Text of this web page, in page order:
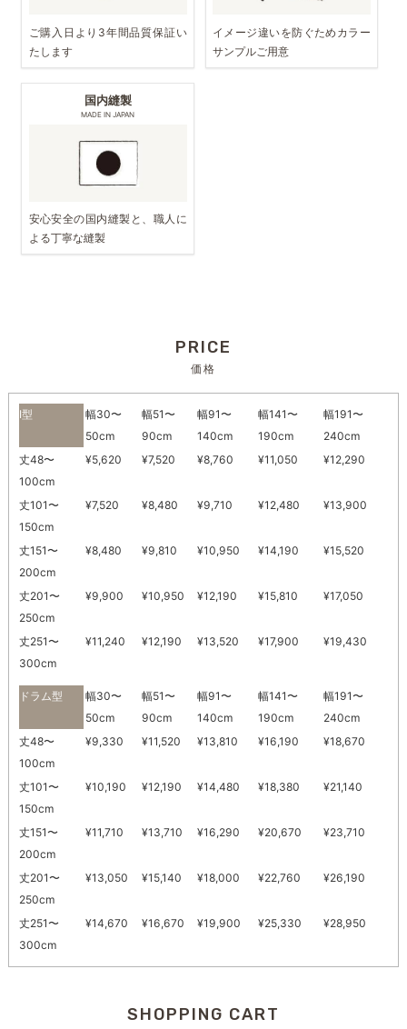
ご購入日より3年間品質保証い
たします
イメージ違いを防ぐためカラー
サンプルご用意
国内縫製
MADE IN JAPAN
安心安全の国内縫製と、職人に
よる丁寧な縫製
PRICE
価格
I型
幅30〜
50cm
幅51〜
90cm
幅91〜
140cm
幅141〜
190cm
幅191〜
240cm
丈48〜
100cm
¥5,620 ¥7,520 ¥8,760 ¥11,050 ¥12,290
丈101〜
150cm
¥7,520 ¥8,480 ¥9,710 ¥12,480 ¥13,900
丈151〜
200cm
¥8,480 ¥9,810 ¥10,950 ¥14,190 ¥15,520
丈201〜
250cm
¥9,900 ¥10,950 ¥12,190 ¥15,810 ¥17,050
丈251〜
300cm
¥11,240 ¥12,190 ¥13,520 ¥17,900 ¥19,430
ドラム型
幅30〜
50cm
幅51〜
90cm
幅91〜
140cm
幅141〜
190cm
幅191〜
240cm
丈48〜
100cm
¥9,330 ¥11,520 ¥13,810 ¥16,190 ¥18,670
丈101〜
150cm
¥10,190 ¥12,190 ¥14,480 ¥18,380 ¥21,140
丈151〜
200cm
¥11,710 ¥13,710 ¥16,290 ¥20,670 ¥23,710
丈201〜
250cm
¥13,050 ¥15,140 ¥18,000 ¥22,760 ¥26,190
丈251〜
300cm
¥14,670 ¥16,670 ¥19,900 ¥25,330 ¥28,950
SHOPPING CART